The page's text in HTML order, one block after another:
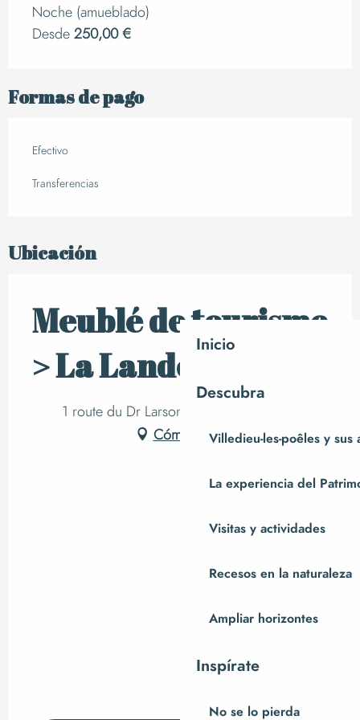
Inicio
Descubra
Villedieu-les-poêles y sus
La experiencia del
Visitas y actividades
Recesos en la naturaleza
Ampliar horizontes
Inspírate
No se lo pierda
Noche (amueblado)
Desde 250,00 €
Formas de pago
Efectivo
Transferencias
Ubicación
Meublé de tourisme
> La Landerie
1 route du Dr Larsonneur, 50800 Fleury
Cómo llegar